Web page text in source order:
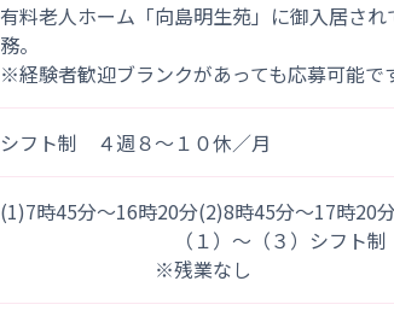
有料老人ホーム「向島明生苑」に御入居さ
務。
※経験者歓迎ブランクがあっても応募可能で
シフト制 ４週８～１０休／月
(1)7時45分～16時20分(2)8時45分～17時20
（１）～（３）シフト制
※残業なし